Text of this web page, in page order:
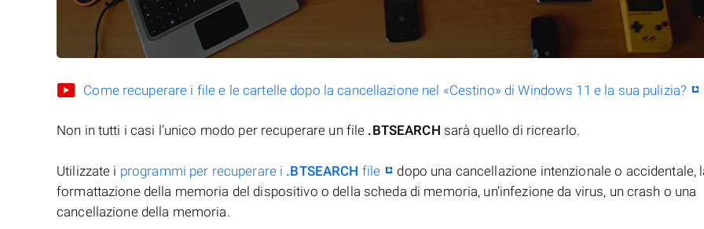
Come recuperare i file e le cartelle dopo la cancellazione nel «Cestino» di Windows 11 e la sua pulizia?
Non in tutti i casi l’unico modo per recuperare un file .BTSEARCH sarà quello di ricrearlo.
Utilizzate i programmi per recuperare i .BTSEARCH file
dopo una cancellazione intenzionale o accidentale,
formattazione della memoria del dispositivo o della scheda di memoria, un’infezione da virus, un crash o una
cancellazione della memoria.